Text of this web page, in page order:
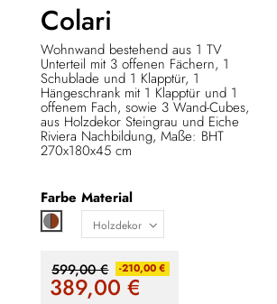
Colari
Wohnwand bestehend aus 1 TV
Unterteil mit 3 offenen Fächern, 1
Schublade und 1 Klapptür, 1
Hängeschrank mit 1 Klapptür und 1
offenem Fach, sowie 3 Wand-Cubes,
aus Holzdekor Steingrau und Eiche
Riviera Nachbildung, Maße: BHT
270x180x45 cm
Farbe
Grau / braun
Material
599,00 € -210,00 €
389,00€